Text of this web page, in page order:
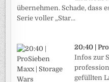
übernehmen. Schade, dass
Serie voller „Star...
20:40 |
Infos zur
gefüllten